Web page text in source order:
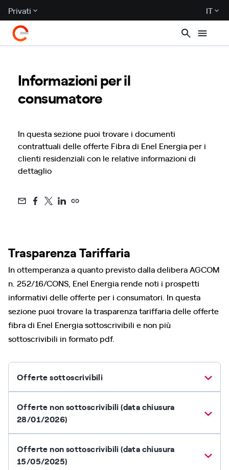
Privati IT
Informazioni per il
consumatore
In questa sezione puoi trovare i documenti
contrattuali delle offerte Fibra di Enel Energia per i
clienti residenziali con le relative informazioni di
dettaglio
Trasparenza Tariffaria
In ottemperanza a quanto previsto dalla delibera AGCOM
n. 252/16/CONS, Enel Energia rende noti i prospetti
informativi delle offerte per i consumatori. In questa
sezione puoi trovare la trasparenza tariffaria delle offerte
fibra di Enel Energia sottoscrivibili e non più
sottoscrivibili in formato pdf.
Offerte sottoscrivibili
Offerte non sottoscrivibili (data chiusura
28/01/2026)
Offerte non sottoscrivibili (data chiusura
15/05/2025)